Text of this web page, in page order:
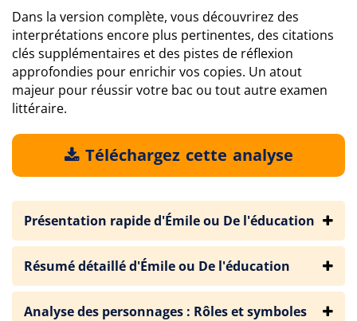
Dans la version complète, vous découvrirez des
interprétations encore plus pertinentes, des citations
clés supplémentaires et des pistes de réflexion
approfondies pour enrichir vos copies. Un atout
majeur pour réussir votre bac ou tout autre examen
littéraire.
Téléchargez cette analyse
Présentation rapide d'Émile ou De l'éducation
Résumé détaillé d'Émile ou De l'éducation
Analyse des personnages : Rôles et symboles